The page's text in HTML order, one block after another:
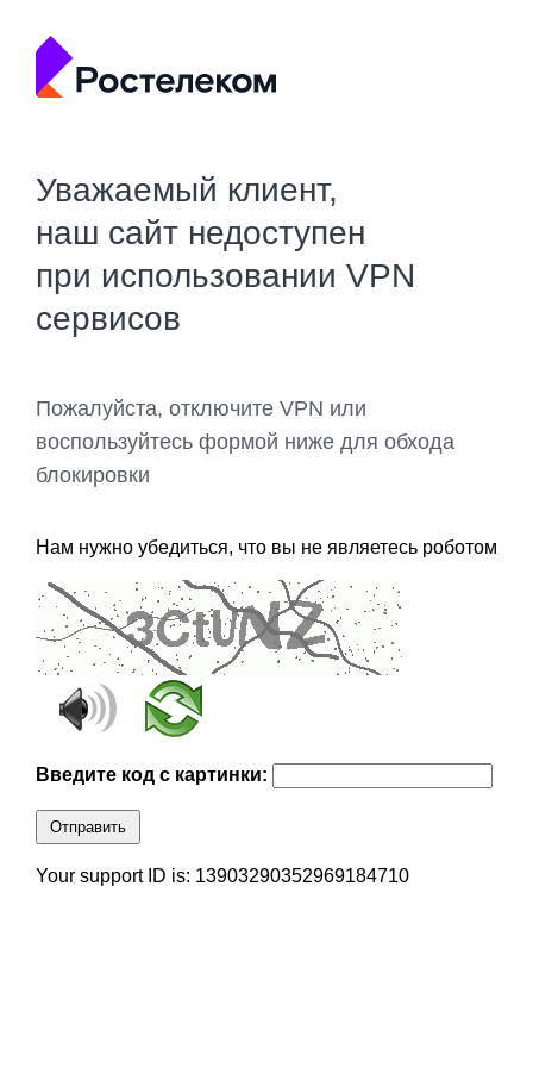
Уважаемый клиент,
наш сайт недоступен
при использовании VPN
сервисов
Пожалуйста, отключите VPN или
воспользуйтесь формой ниже для обхода
блокировки
Нам нужно убедиться, что вы не являетесь роботом
Введите код с картинки:
Отправить
Your support ID is: 13903290352969184710